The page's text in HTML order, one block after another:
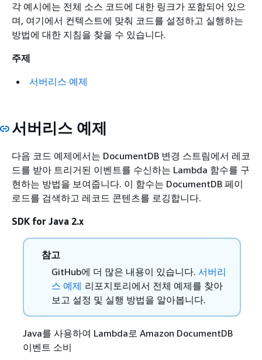
각 예시에는 전체 소스 코드에 대한 링크가 포함되어 있으
며, 여기에서 컨텍스트에 맞춰 코드를 설정하고 실행하는
방법에 대한 지침을 찾을 수 있습니다.
주제
서버리스 예제
서버리스 예제
다음 코드 예제에서는 DocumentDB 변경 스트림에서 레코
드를 받아 트리거된 이벤트를 수신하는 Lambda 함수를 구
현하는 방법을 보여줍니다. 이 함수는 DocumentDB 페이
로드를 검색하고 레코드 콘텐츠를 로깅합니다.
SDK for Java 2.x
참고
GitHub에 더 많은 내용이 있습니다. 서버리
스 예제 리포지토리에서 전체 예제를 찾아
보고 설정 및 실행 방법을 알아봅니다.
Java를 사용하여 Lambda로 Amazon DocumentDB
이벤트 소비